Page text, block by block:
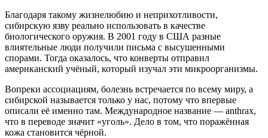
Благодаря такому жизнелюбию и неприхотливости,
сибирскую язву реально использовать в качестве
биологического оружия. В 2001 году в США разные
влиятельные люди получили письма с высушенными
спорами. Тогда оказалось, что конверты отправил
американский учёный, который изучал эти микроорганизмы.
Вопреки ассоциациям, болезнь встречается по всему миру, а
сибирской называется только у нас, потому что впервые
описали её именно там. Международное название — anthrax,
что в переводе значит «уголь». Дело в том, что поражённая
кожа становится чёрной.